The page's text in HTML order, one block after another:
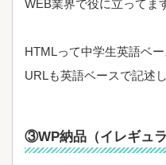
WEB業界で役に立ってま
HTMLって中学生英語ベー
URLも英語ベースで記述
③WP納品（イレギュラ